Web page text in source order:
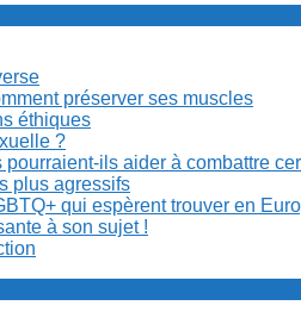
préserver ses muscles
éthiques
?
ils aider à combattre
plus agressifs
qui espèrent trouver en
à son sujet !